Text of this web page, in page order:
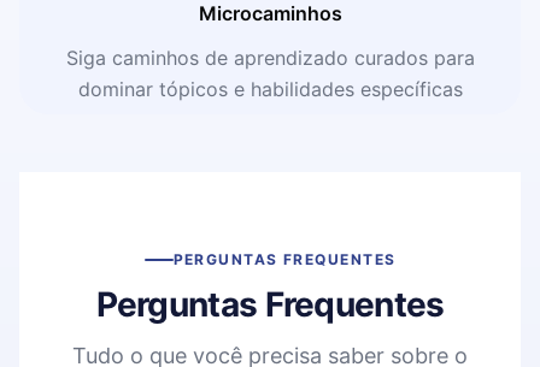
Microcaminhos
Siga caminhos de aprendizado curados para
dominar tópicos e habilidades específicas
PERGUNTAS FREQUENTES
Perguntas Frequentes
Tudo o que você precisa saber sobre o